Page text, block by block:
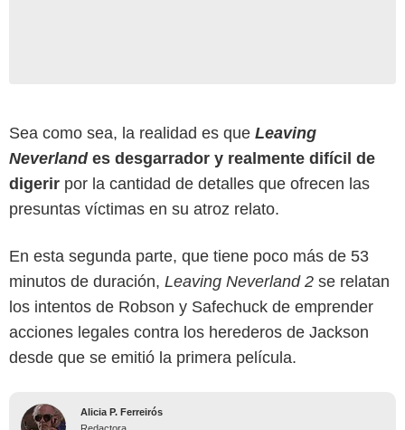
Sea como sea, la realidad es que Leaving
Neverland es desgarrador y realmente difícil de
digerir por la cantidad de detalles que ofrecen las
presuntas víctimas en su atroz relato.
En esta segunda parte, que tiene poco más de 53
minutos de duración, Leaving Neverland 2 se relatan
los intentos de Robson y Safechuck de emprender
acciones legales contra los herederos de Jackson
desde que se emitió la primera película.
Alicia P. Ferreirós